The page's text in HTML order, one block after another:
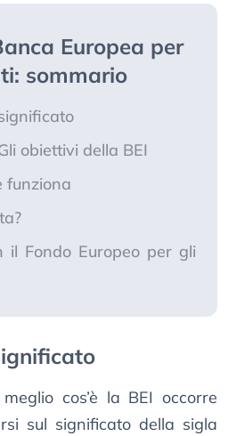
Europea per
sommario
significato
obiettivi della BEI
funziona
il Fondo Europeo per gli
cos’è la BEI occorre
sul significato della sigla